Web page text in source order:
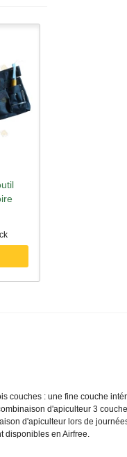
couches : une fine couche
d'apiculteur 3
d'apiculteur lors de
disponibles en Airfree.